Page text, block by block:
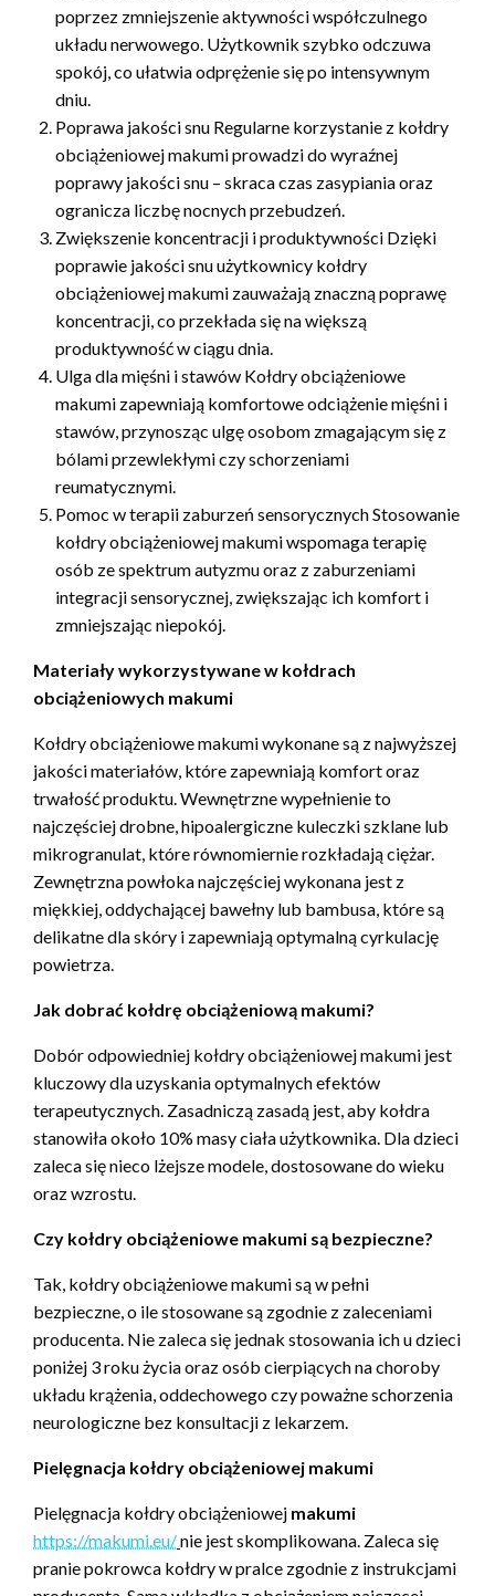
poprzez zmniejszenie aktywności współczulnego
układu nerwowego. Użytkownik szybko odczuwa
spokój, co ułatwia odprężenie się po intensywnym
dniu.
Poprawa jakości snu Regularne korzystanie z kołdry
obciążeniowej makumi prowadzi do wyraźnej
poprawy jakości snu – skraca czas zasypiania oraz
ogranicza liczbę nocnych przebudzeń.
Zwiększenie koncentracji i produktywności Dzięki
poprawie jakości snu użytkownicy kołdry
obciążeniowej makumi zauważają znaczną poprawę
koncentracji, co przekłada się na większą
produktywność w ciągu dnia.
Ulga dla mięśni i stawów Kołdry obciążeniowe
makumi zapewniają komfortowe odciążenie mięśni i
stawów, przynosząc ulgę osobom zmagającym się z
bólami przewlekłymi czy schorzeniami
reumatycznymi.
Pomoc w terapii zaburzeń sensorycznych Stosowanie
kołdry obciążeniowej makumi wspomaga terapię
osób ze spektrum autyzmu oraz z zaburzeniami
integracji sensorycznej, zwiększając ich komfort i
zmniejszając niepokój.
Materiały wykorzystywane w kołdrach
obciążeniowych makumi
Kołdry obciążeniowe makumi wykonane są z najwyższej
jakości materiałów, które zapewniają komfort oraz
trwałość produktu. Wewnętrzne wypełnienie to
najczęściej drobne, hipoalergiczne kuleczki szklane lub
mikrogranulat, które równomiernie rozkładają ciężar.
Zewnętrzna powłoka najczęściej wykonana jest z
miękkiej, oddychającej bawełny lub bambusa, które są
delikatne dla skóry i zapewniają optymalną cyrkulację
powietrza.
Jak dobrać kołdrę obciążeniową makumi?
Dobór odpowiedniej kołdry obciążeniowej makumi jest
kluczowy dla uzyskania optymalnych efektów
terapeutycznych. Zasadniczą zasadą jest, aby kołdra
stanowiła około 10% masy ciała użytkownika. Dla dzieci
zaleca się nieco lżejsze modele, dostosowane do wieku
oraz wzrostu.
Czy kołdry obciążeniowe makumi są bezpieczne?
Tak, kołdry obciążeniowe makumi są w pełni
bezpieczne, o ile stosowane są zgodnie z zaleceniami
producenta. Nie zaleca się jednak stosowania ich u dzieci
poniżej 3 roku życia oraz osób cierpiących na choroby
układu krążenia, oddechowego czy poważne schorzenia
neurologiczne bez konsultacji z lekarzem.
Pielęgnacja kołdry obciążeniowej makumi
Pielęgnacja kołdry obciążeniowej makumi
https://makumi.eu/nie jest skomplikowana. Zaleca się
pranie pokrowca kołdry w pralce zgodnie z instrukcjami